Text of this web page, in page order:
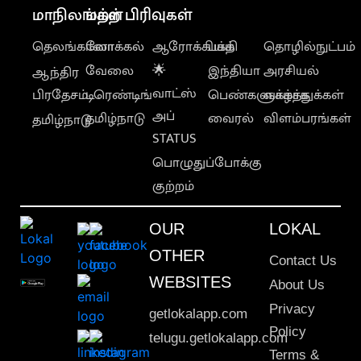
மாநிலங்கள்
தெலங்கானா
ஆந்திர
பிரதேசம்
தமிழ்நாடு
மற்ற பிரிவுகள்
லோக்கல்
வேலை
டிரெண்டிங்
தமிழ்நாடு
ஆரோக்கியம்
🌟
வாட்ஸ்
அப்
STATUS
பொழுதுப்போக்கு
குற்றம்
பக்தி
இந்தியா
பெண்களுக்காக
வைரல்
தொழில்நுட்பம்
அரசியல்
வாழ்த்துக்கள்
விளம்பரங்கள்
OUR
OTHER
WEBSITES
getlokalapp.com
telugu.getlokalapp.com
LOKAL
Contact Us
About Us
Privacy
Policy
Terms &